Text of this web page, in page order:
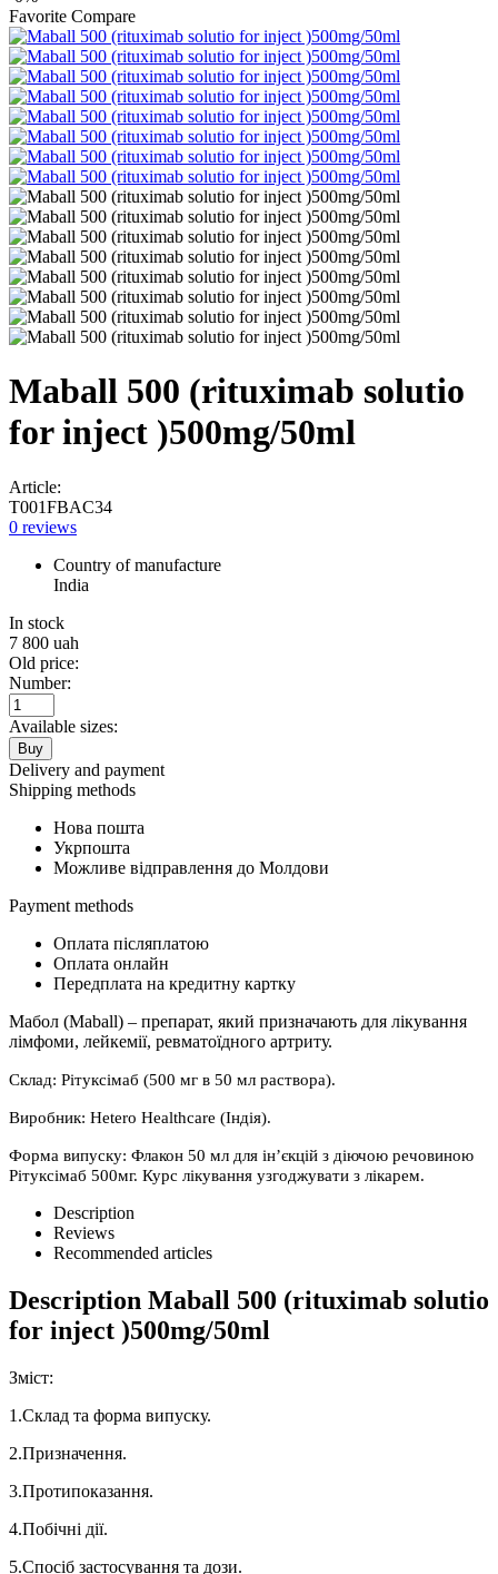
Favorite Compare
Maball 500 (rituximab solutio
for inject )500mg/50ml
Article:
T001FBAC34
0 reviews
Country of manufacture
India
In stock
7 800 uah
Old price:
Number:
Available sizes:
Buy
Delivery and payment
Shipping methods
Нова пошта
Укрпошта
Можливе відправлення до Молдови
Payment methods
Оплата післяплатою
Оплата онлайн
Передплата на кредитну картку
Мабол (Maball) – препарат, який призначають для лікування
лімфоми, лейкемії, ревматоїдного артриту.
Склад: Рітуксімаб (500 мг в 50 мл раствора).
Виробник: Hetero Healthcare (Індія).
Форма випуску: Флакон 50 мл для ін’єкцій з діючою речовиною
Рітуксімаб 500мг. Курс лікування узгоджувати з лікарем.
Description
Reviews
Recommended articles
Description Maball 500 (rituximab solutio
for inject )500mg/50ml
Зміст:
1.Склад та форма випуску.
2.Призначення.
3.Протипоказання.
4.Побічні дії.
5.Спосіб застосування та дози.